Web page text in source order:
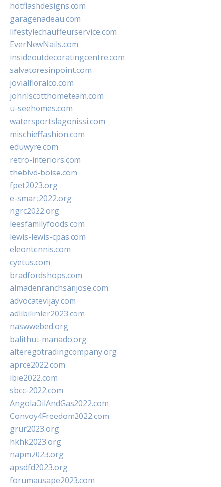
hotflashdesigns.com
garagenadeau.com
lifestylechauffeurservice.com
EverNewNails.com
insideoutdecoratingcentre.com
salvatoresinpoint.com
jovialfloralco.com
johnlscotthometeam.com
u-seehomes.com
watersportslagonissi.com
mischieffashion.com
eduwyre.com
retro-interiors.com
theblvd-boise.com
fpet2023.org
e-smart2022.org
ngrc2022.org
leesfamilyfoods.com
lewis-lewis-cpas.com
eleontennis.com
cyetus.com
bradfordshops.com
almadenranchsanjose.com
advocatevijay.com
adlibilimler2023.com
naswwebed.org
balithut-manado.org
alteregotradingcompany.org
aprce2022.com
ibie2022.com
sbcc-2022.com
AngolaOilAndGas2022.com
Convoy4Freedom2022.com
grur2023.org
hkhk2023.org
napm2023.org
apsdfd2023.org
forumausape2023.com